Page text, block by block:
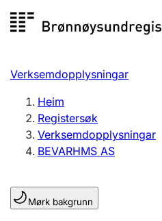
til
Registersøk
Aksjeselskap
Enkeltpersonføretak
Registrere, endre, slette
Lag og foreining
Verksemdopplysningar
Heim
Registersøk
Verksemdopplysningar
BEVARHMS AS
Mørk bakgrunn